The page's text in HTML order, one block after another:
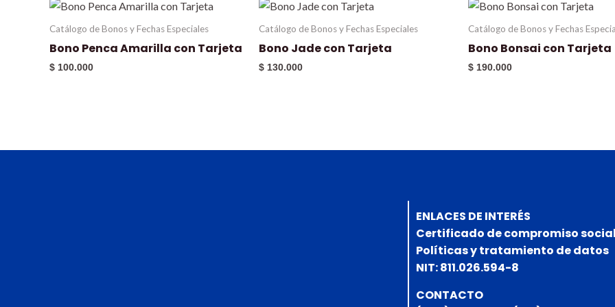
Catálogo de Bonos y Fechas Especiales
Bono Penca Amarilla con Tarjeta
$ 100.000
Catálogo de Bonos y Fechas Especiales
Bono Jade con Tarjeta
$ 130.000
Catálogo de Bonos y Fechas
Bono Bonsai con Tarjeta
$ 190.000
ENLACES DE INTERÉS
Certificado de compromiso social
Políticas y tratamiento de datos
NIT: 811.026.594-8
CONTACTO